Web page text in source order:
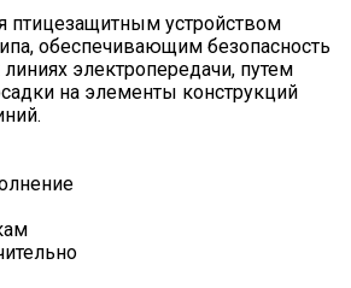
птицезащитным устройством
обеспечивающим безопасность
электропередачи, путем
на элементы конструкций